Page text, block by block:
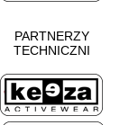
PARTNERZY
TECHNICZNI